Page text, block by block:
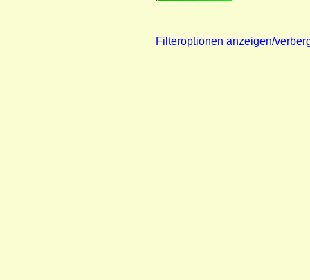
Filteroptionen anzeigen/